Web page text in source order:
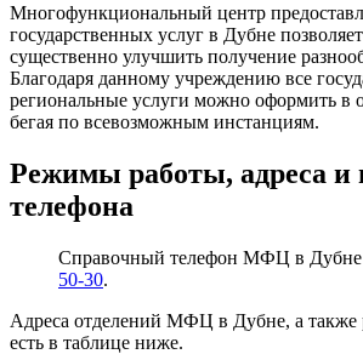
Многофункциональный центр
государственных услуг в Дубне
существенно улучшить получение
Благодаря данному учреждению все
региональные услуги можно оформить в
бегая по всевозможным инстанциям.
Режимы работы, адреса и
телефона
Справочный телефон МФЦ в
50-30.
Адреса отделений МФЦ в Дубне, а
есть в таблице ниже.